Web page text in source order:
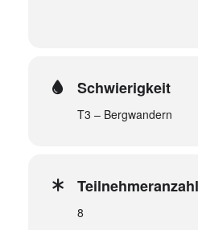
Schwierigkeit
T3 – Bergwandern
Teilnehmeranzahl
8